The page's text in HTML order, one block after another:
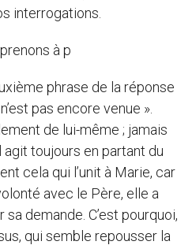
interrogations.
à p
phrase de la réponse
pas encore venue ».
de lui-même ; jamais
toujours en partant du
cela qui l’unit à Marie, car
avec le Père, elle a
demande. C’est pourquoi,
qui semble repousser la